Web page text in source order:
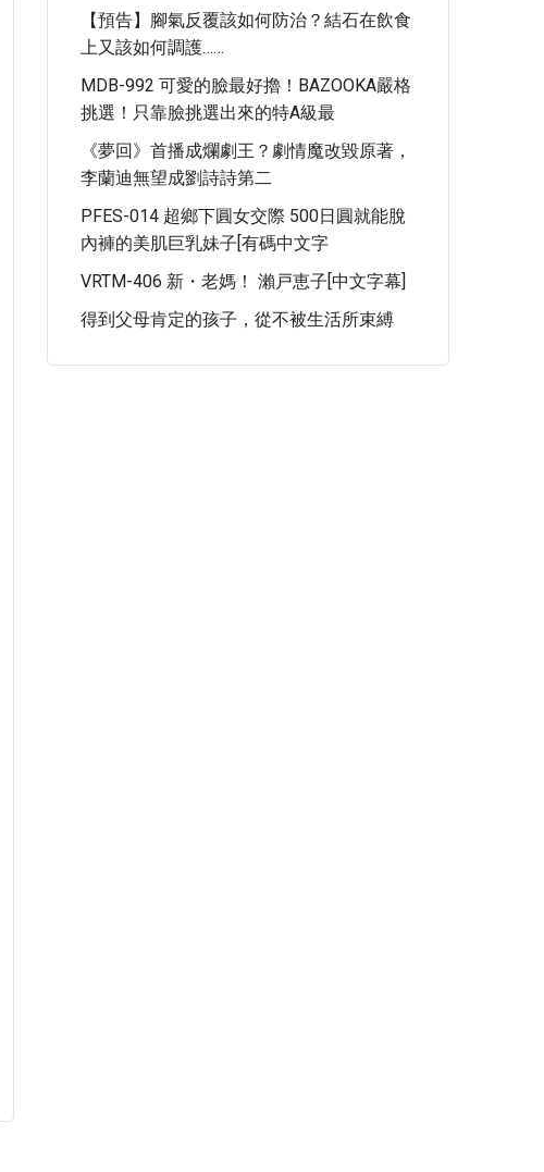
【預告】腳氣反覆該如何防治？結石在飲食
上又該如何調護……
MDB-992 可愛的臉最好擼！BAZOOKA嚴格
挑選！只靠臉挑選出來的特A級最
《夢回》首播成爛劇王？劇情魔改毀原著，
李蘭迪無望成劉詩詩第二
PFES-014 超鄉下圓女交際 500日圓就能脫
內褲的美肌巨乳妹子[有碼中文字
VRTM-406 新・老媽！ 瀨戸恵子[中文字幕]
得到父母肯定的孩子，從不被生活所束縛